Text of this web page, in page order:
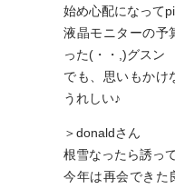
始め心配になって
液晶モニターの予
った(・・,)グスン
でも、思いもかけ
うれしい♪
＞donaldさん
根雪なったら誘っ
今年は再会できた